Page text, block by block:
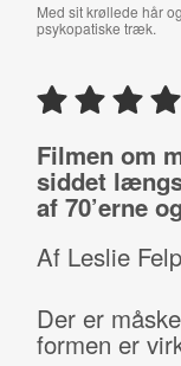
Med sit krøllede hår
psykopatiske træk.
Filmen om
siddet
af 70’erne
Af Leslie
Der er
formen er